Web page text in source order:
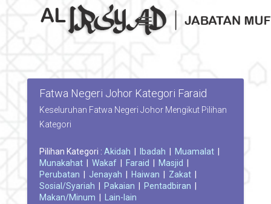
Toggle navigation
Fatwa Negeri Johor Kategori Faraid
Keseluruhan Fatwa Negeri Johor Mengikut Pilihan
Kategori
Pilihan Kategori : Akidah Ibadah Muamalat
Munakahat
Wakaf Faraid Masjid
Perubatan
Jenayah Haiwan Zakat
Sosial/Syariah
Pakaian Pentadbiran
Makan/Minum
Lain-lain